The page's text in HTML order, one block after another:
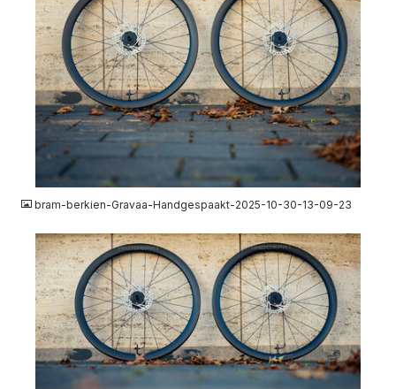
bram-berkien-Gravaa-Handgespaakt-2025-10-30-13-09-23